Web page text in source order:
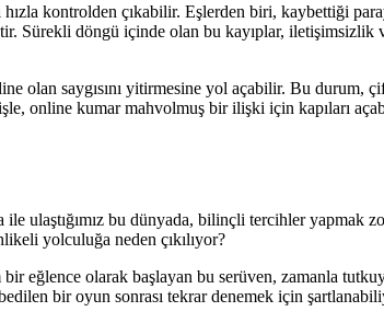
kontrolden çıkabilir. Eşlerden biri, kaybettiği
Sürekli döngü içinde olan bu kayıplar, iletişimsizlik
olan saygısını yitirmesine yol açabilir. Bu durum,
online kumar mahvolmuş bir ilişki için kapıları
ulaştığımız bu dünyada, bilinçli tercihler yapmak
yolculuğa neden çıkılıyor?
eğlence olarak başlayan bu serüven, zamanla
bir oyun sonrası tekrar denemek için